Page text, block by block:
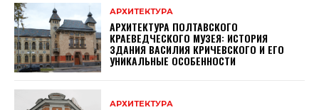
АРХИТЕКТУРА
АРХИТЕКТУРА ПОЛТАВСКОГО
КРАЕВЕДЧЕСКОГО МУЗЕЯ: ИСТОРИЯ
ЗДАНИЯ ВАСИЛИЯ КРИЧЕВСКОГО И ЕГО
УНИКАЛЬНЫЕ ОСОБЕННОСТИ
АРХИТЕКТУРА